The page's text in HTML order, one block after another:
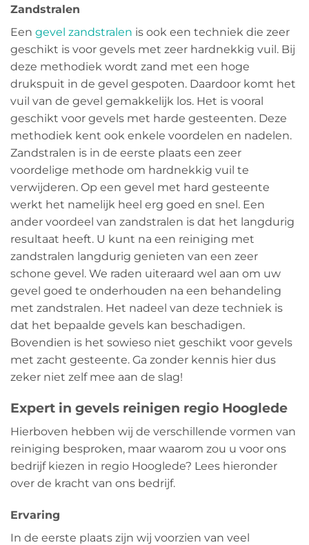
Zandstralen
Een gevel zandstralen is ook een techniek die zeer
geschikt is voor gevels met zeer hardnekkig vuil. Bij
deze methodiek wordt zand met een hoge
drukspuit in de gevel gespoten. Daardoor komt het
vuil van de gevel gemakkelijk los. Het is vooral
geschikt voor gevels met harde gesteenten. Deze
methodiek kent ook enkele voordelen en nadelen.
Zandstralen is in de eerste plaats een zeer
voordelige methode om hardnekkig vuil te
verwijderen. Op een gevel met hard gesteente
werkt het namelijk heel erg goed en snel. Een
ander voordeel van zandstralen is dat het langdurig
resultaat heeft. U kunt na een reiniging met
zandstralen langdurig genieten van een zeer
schone gevel. We raden uiteraard wel aan om uw
gevel goed te onderhouden na een behandeling
met zandstralen. Het nadeel van deze techniek is
dat het bepaalde gevels kan beschadigen.
Bovendien is het sowieso niet geschikt voor gevels
met zacht gesteente. Ga zonder kennis hier dus
zeker niet zelf mee aan de slag!
Expert in gevels reinigen regio Hooglede
Hierboven hebben wij de verschillende vormen van
reiniging besproken, maar waarom zou u voor ons
bedrijf kiezen in regio Hooglede? Lees hieronder
over de kracht van ons bedrijf.
Ervaring
In de eerste plaats zijn wij voorzien van veel